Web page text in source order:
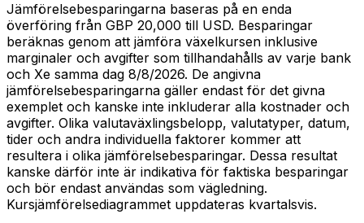
Jämförelsebesparingarna baseras på en enda
överföring från GBP 20,000 till USD. Besparingar
beräknas genom att jämföra växelkursen inklusive
marginaler och avgifter som tillhandahålls av varje bank
och Xe samma dag 8/8/2026. De angivna
jämförelsebesparingarna gäller endast för det givna
exemplet och kanske inte inkluderar alla kostnader och
avgifter. Olika valutaväxlingsbelopp, valutatyper, datum,
tider och andra individuella faktorer kommer att
resultera i olika jämförelsebesparingar. Dessa resultat
kanske därför inte är indikativa för faktiska besparingar
och bör endast användas som vägledning.
Kursjämförelsediagrammet uppdateras kvartalsvis.